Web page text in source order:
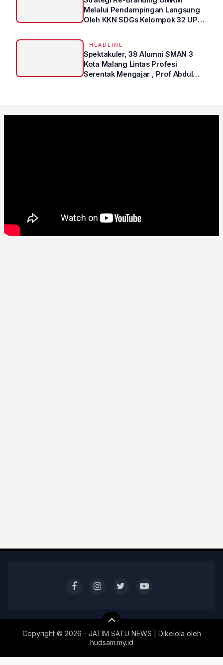
Melalui Pendampingan Langsung
Oleh KKN SDGs Kelompok 32 UPN
HEADLINE
Spektakuler, 38 Alumni SMAN 3
Kota Malang Lintas Profesi
Serentak Mengajar , Prof Abdul
Copyright © 2026 - JATIM SATU NEWS | Dikelola oleh
hudsam.my.id